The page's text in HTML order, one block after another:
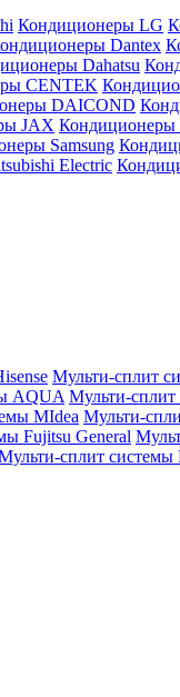
Кондиционеры LG
Dantex
Dahatsu
CENTEK
DAICOND
JAX Кондиционеры
Samsung
Electric
Мульти-сплит
AQUA Мульти-
MIdea Мульти-
Fujitsu General
сплит системы